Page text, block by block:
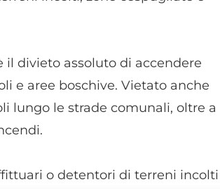
il divieto assoluto di accendere
e aree boschive. Vietato anche
lungo le strade comunali, oltre a
o detentori di terreni incolti